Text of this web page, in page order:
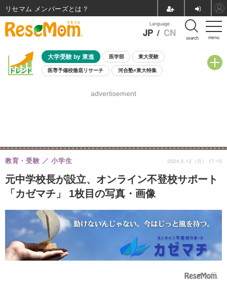
menu
Language
JP / CN search
大学受験 by 東進 医学部 東大受験
医専予備校徹底リサーチ 河合塾×東大特集
8月開催学校説明会・相談会
advertisement
元中学校長が設立、オンライン不登校サポート
「カゼマチ」 1枚目の写真・画像
教育・受験 小学生 2024.5.13（月） 17:15
リセマム メンバーズ